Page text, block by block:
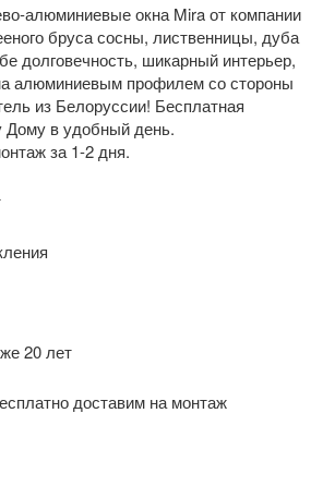
алюминиевые окна Mira от компании
бруса сосны, лиственницы, дуба
долговечность, шикарный интерьер,
алюминиевым профилем со стороны
из Белоруссии! Бесплатная
Дому в удобный день.
за 1-2 дня.
20 лет
доставим на монтаж